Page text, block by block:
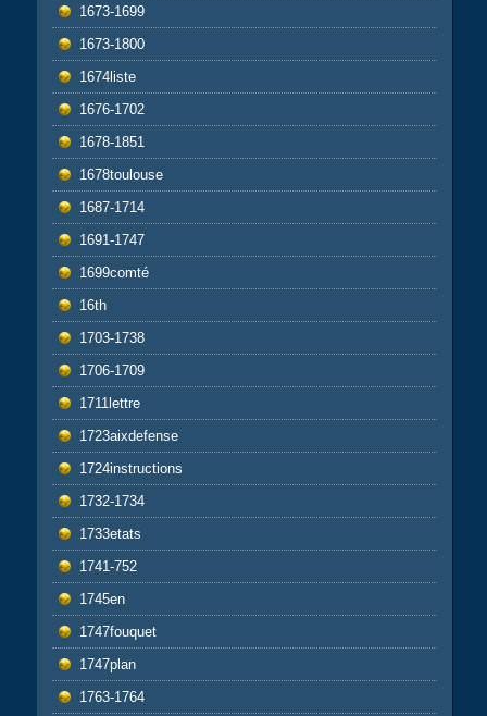
1673-1699
1673-1800
1674liste
1676-1702
1678-1851
1678toulouse
1687-1714
1691-1747
1699comté
16th
1703-1738
1706-1709
1711lettre
1723aixdefense
1724instructions
1732-1734
1733etats
1741-752
1745en
1747fouquet
1747plan
1763-1764